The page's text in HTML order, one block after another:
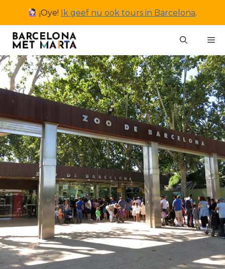
inhoud
¡Oye! Ik geef nu ook tours in Barcelona.